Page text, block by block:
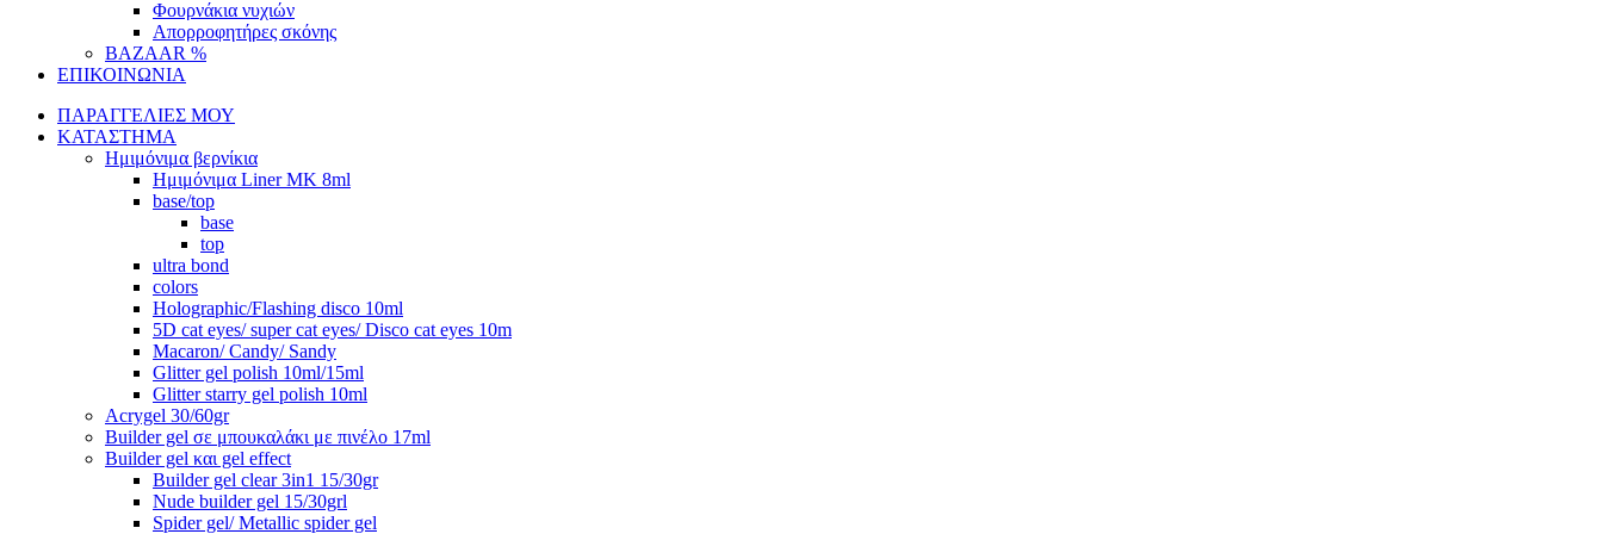
Φουρνάκια νυχιών
Απορροφητήρες σκόνης
BAZAAR %
ΕΠΙΚΟΙΝΩΝΙΑ
ΠΑΡΑΓΓΕΛΙΕΣ ΜΟΥ
ΚΑΤΑΣΤΗΜΑ
Ημιμόνιμα βερνίκια
Ημιμόνιμα Liner ΜΚ 8ml
base/top
base
top
ultra bond
colors
Holographic/Flashing disco 10ml
5D cat eyes/ super cat eyes/ Disco cat eyes 10m
Macaron/ Candy/ Sandy
Glitter gel polish 10ml/15ml
Glitter starry gel polish 10ml
Acrygel 30/60gr
Builder gel σε μπουκαλάκι με πινέλο 17ml
Builder gel και gel effect
Builder gel clear 3in1 15/30gr
Nude builder gel 15/30grl
Spider gel/ Metallic spider gel